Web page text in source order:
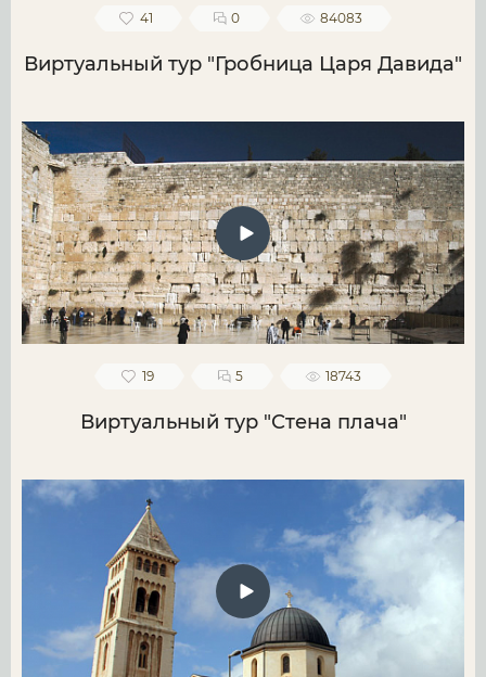
41 0 84083
Виртуальный тур "Гробница Царя Давида"
19 5 18743
Виртуальный тур "Стена плача"